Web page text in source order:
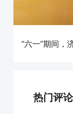
“六一”期间，
热门评论